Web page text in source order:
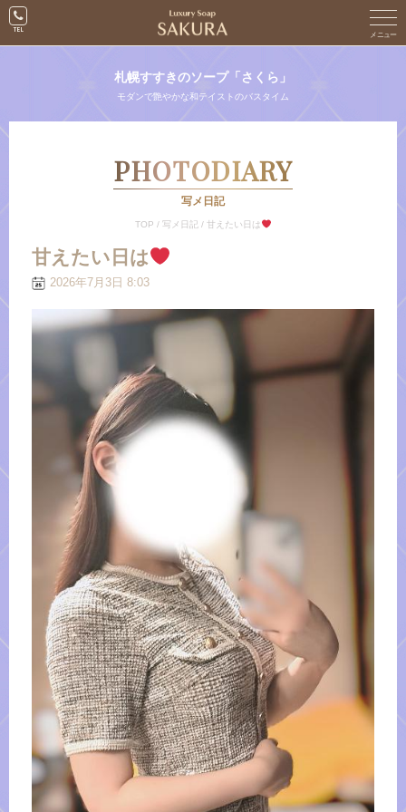
札幌すすきのソープ「さくら」
モダンで艶やかな和テイストのバスタイム
PHOTODIARY
写メ日記
TOP / 写メ日記 / 甘えたい日は
甘えたい日は
2026年7月3日 8:03